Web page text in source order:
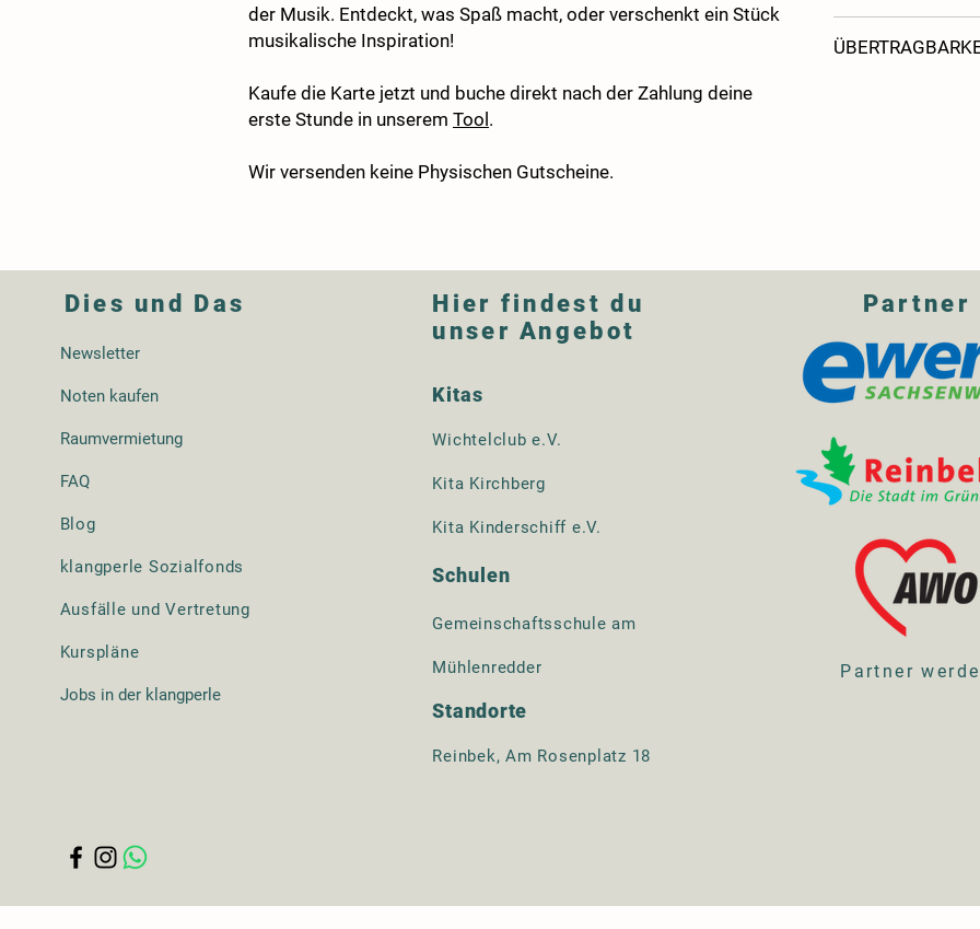
der Musik. Entdeckt, was Spaß macht, oder verschenkt ein Stück
musikalische Inspiration!
Kaufe die Karte jetzt und buche direkt nach der Zahlung deine
erste Stunde in unserem Tool.
Wir versenden keine Physischen Gutscheine.
unmittelbar nach
Dies und Das
Newsletter
Noten kaufen
Raumvermietung
FAQ
Blog​
klangperle Sozialfonds
Ausfälle und Vertretung
Kurspläne
Jobs in der klangperle
Hier findest du
unser Angebot
Kitas
Wichtelclub e.V.
Kita Kirchberg
Kita Kinderschiff e.V.
Schulen
Gemeinschaftsschule am
Mühlenredder
Standorte
Reinbek, Am Rosenplatz 18
Partner
Partner